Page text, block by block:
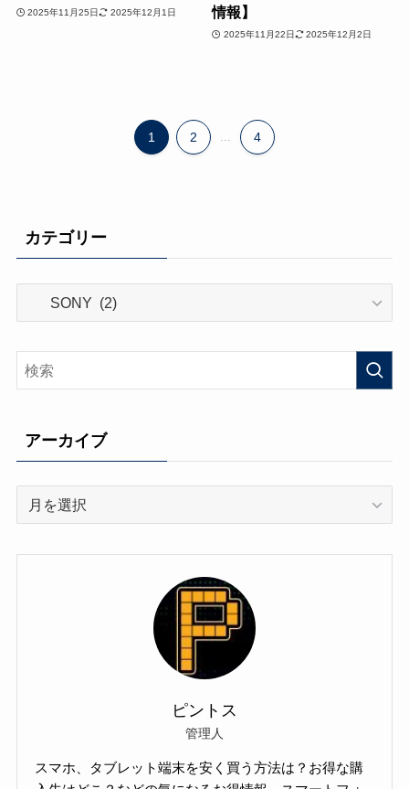
2025年11月25日 2025年12月1日
情報】
2025年11月22日 2025年12月2日
1 2 4
カテゴリー
リ
ー
アーカイブ
ピントス
管理人
スマホ、タブレット端末を安く買う方法は？お得な購